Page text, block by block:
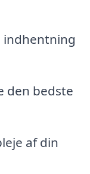
indhentning
den bedste
af din